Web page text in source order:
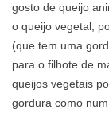
gosto de queijo
o queijo vegetal;
(que tem uma
para o filhote de
queijos vegetais
gordura como num